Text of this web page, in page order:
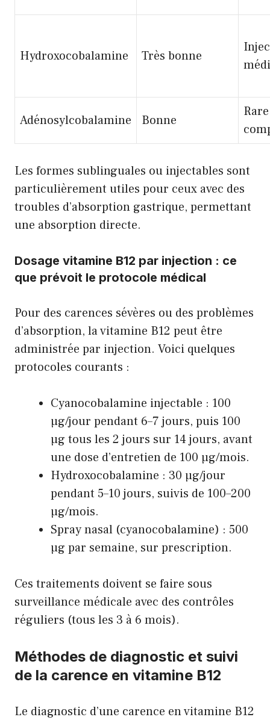
Hydroxocobalamine Très bonne
Adénosylcobalamine Bonne
Les formes sublinguales ou injectables sont
particulièrement utiles pour ceux avec des
troubles d’absorption gastrique, permettant
une absorption directe.
Dosage vitamine B12 par injection : ce
que prévoit le protocole médical
Pour des carences sévères ou des problèmes
d’absorption, la vitamine B12 peut être
administrée par injection. Voici quelques
protocoles courants :
Cyanocobalamine injectable : 100
µg/jour pendant 6–7 jours, puis 100
µg tous les 2 jours sur 14 jours, avant
une dose d’entretien de 100 µg/mois.
Hydroxocobalamine : 30 µg/jour
pendant 5–10 jours, suivis de 100–200
µg/mois.
Spray nasal (cyanocobalamine) : 500
µg par semaine, sur prescription.
Ces traitements doivent se faire sous
surveillance médicale avec des contrôles
réguliers (tous les 3 à 6 mois).
Méthodes de diagnostic et suivi
de la carence en vitamine B12
Le diagnostic d’une carence en vitamine B12